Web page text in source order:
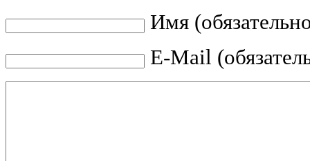
Имя
E-Mail